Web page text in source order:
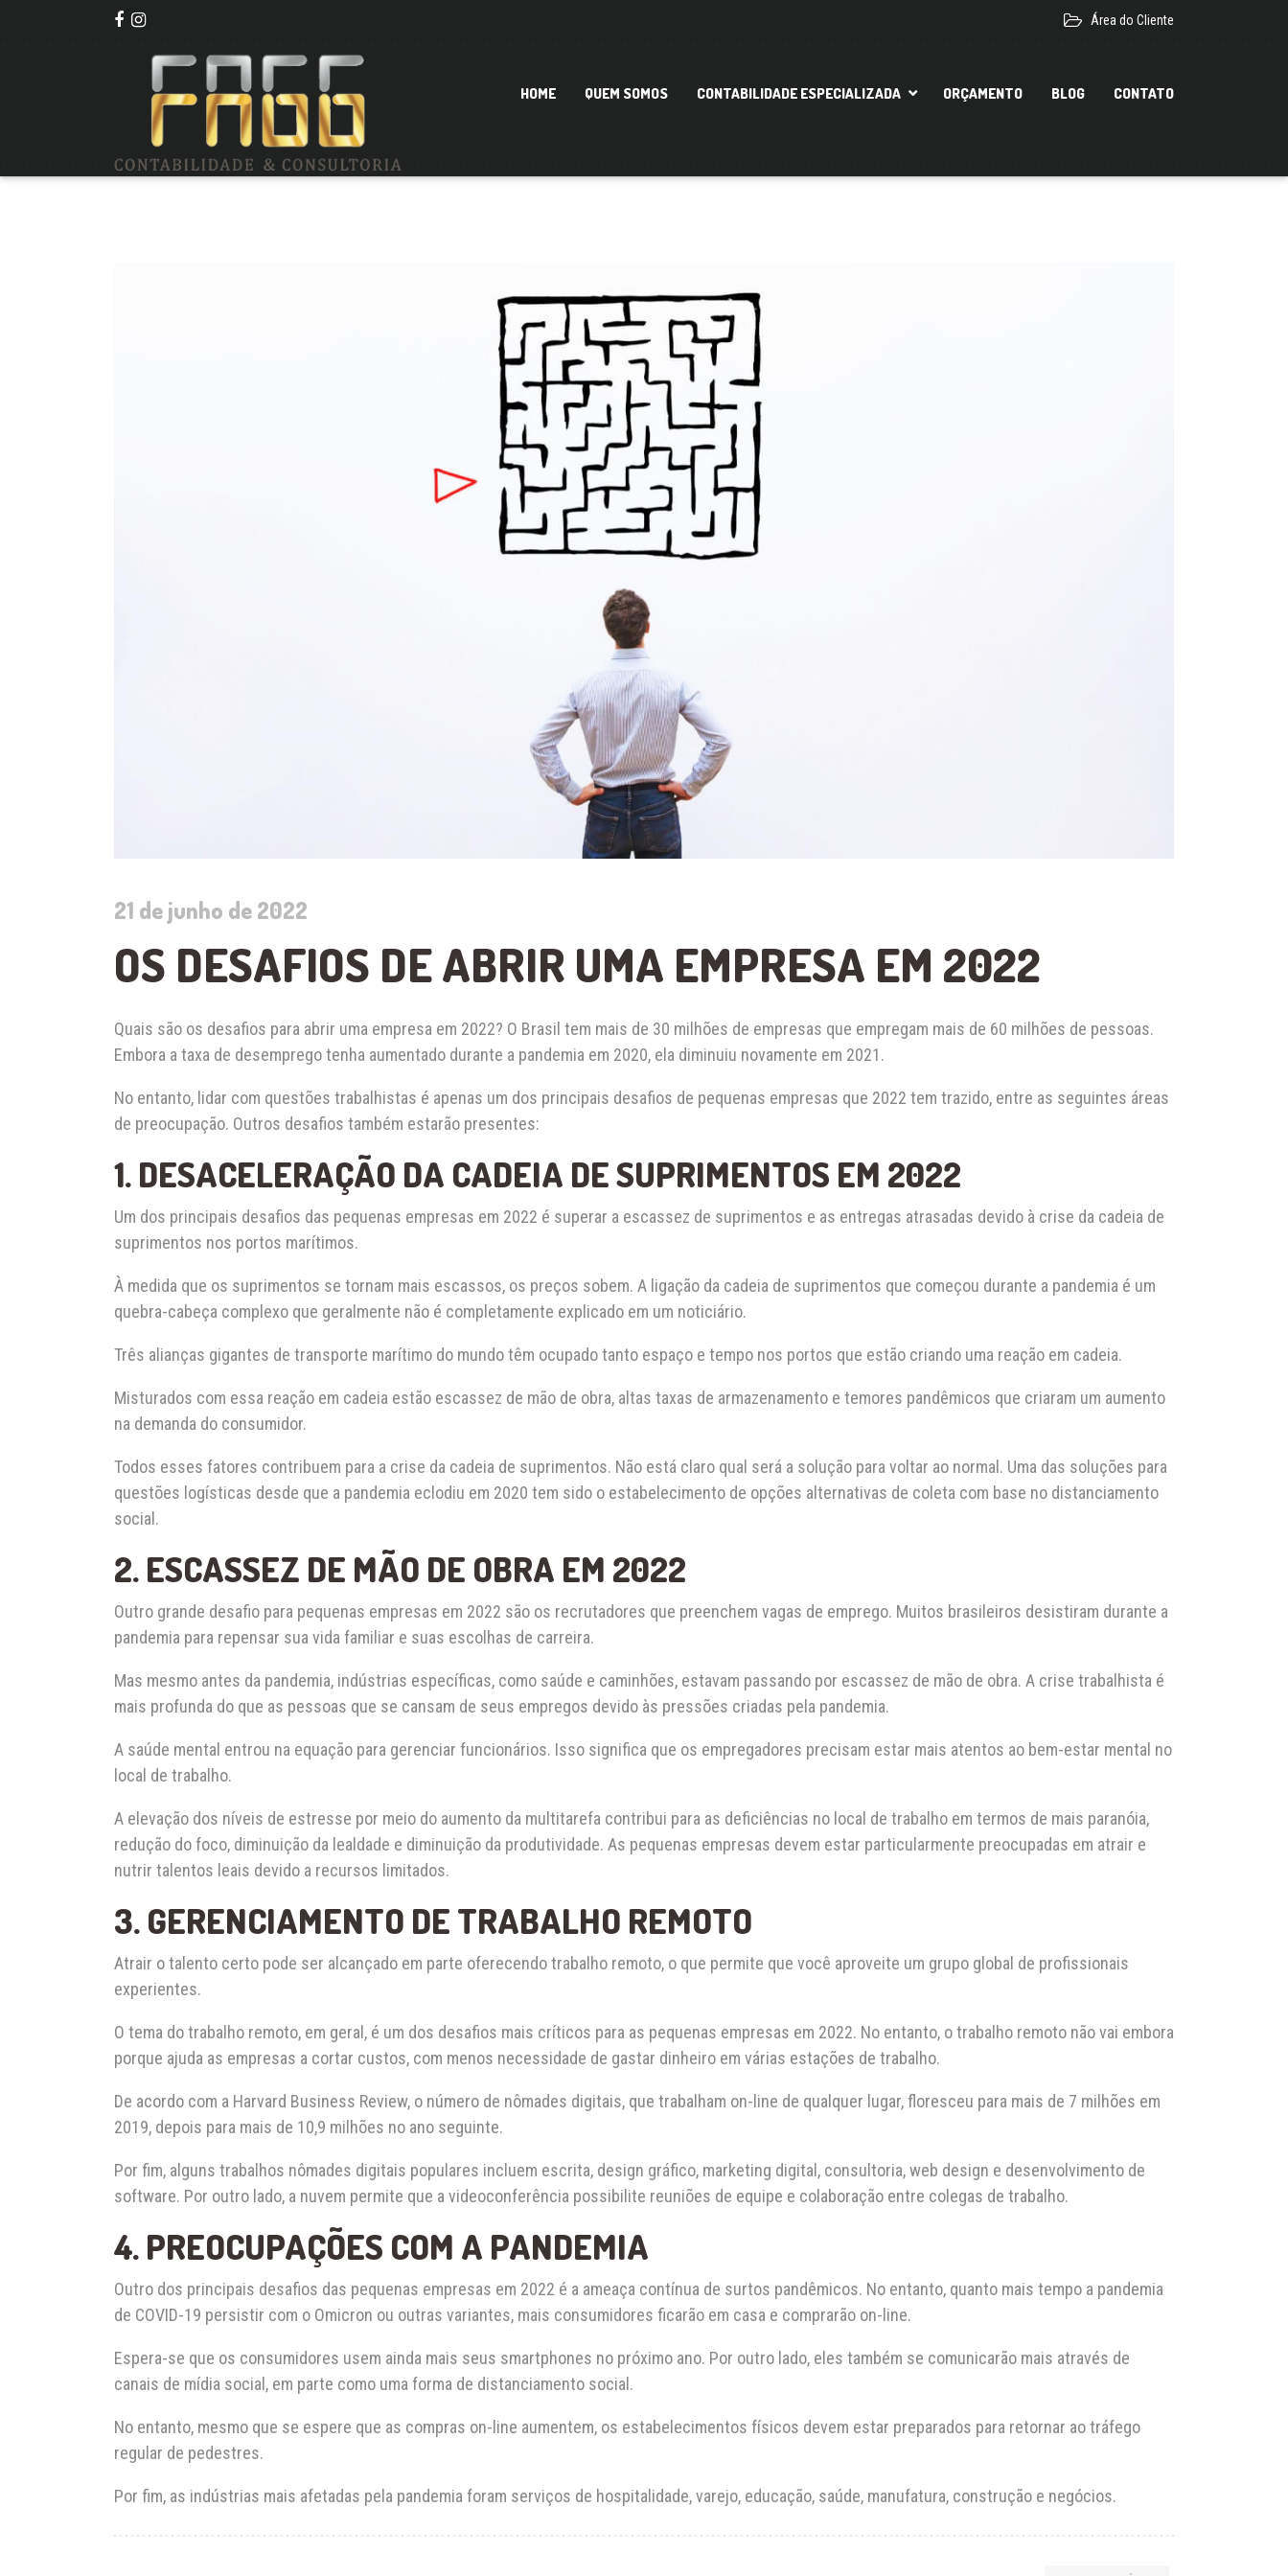
Área do Cliente
HOME QUEM SOMOS CONTABILIDADE ESPECIALIZADA ORÇAMENTO BLOG CONTATO
21 de junho de 2022
OS DESAFIOS DE ABRIR UMA EMPRESA EM 2022
Quais são os desafios para abrir uma empresa em 2022? O Brasil tem mais de 30 milhões de empresas que empregam mais de 60 milhões de pessoas.
Embora a taxa de desemprego tenha aumentado durante a pandemia em 2020, ela diminuiu novamente em 2021.
No entanto, lidar com questões trabalhistas é apenas um dos principais desafios de pequenas empresas que 2022 tem trazido, entre as seguintes áreas
de preocupação. Outros desafios também estarão presentes:
1. DESACELERAÇÃO DA CADEIA DE SUPRIMENTOS EM 2022
Um dos principais desafios das pequenas empresas em 2022 é superar a escassez de suprimentos e as entregas atrasadas devido à crise da cadeia de
suprimentos nos portos marítimos.
À medida que os suprimentos se tornam mais escassos, os preços sobem. A ligação da cadeia de suprimentos que começou durante a pandemia é um
quebra-cabeça complexo que geralmente não é completamente explicado em um noticiário.
Três alianças gigantes de transporte marítimo do mundo têm ocupado tanto espaço e tempo nos portos que estão criando uma reação em cadeia.
Misturados com essa reação em cadeia estão escassez de mão de obra, altas taxas de armazenamento e temores pandêmicos que criaram um aumento
na demanda do consumidor.
Todos esses fatores contribuem para a crise da cadeia de suprimentos. Não está claro qual será a solução para voltar ao normal. Uma das soluções para
questões logísticas desde que a pandemia eclodiu em 2020 tem sido o estabelecimento de opções alternativas de coleta com base no distanciamento
social.
2. ESCASSEZ DE MÃO DE OBRA EM 2022
Outro grande desafio para pequenas empresas em 2022 são os recrutadores que preenchem vagas de emprego. Muitos brasileiros desistiram durante a
pandemia para repensar sua vida familiar e suas escolhas de carreira.
Mas mesmo antes da pandemia, indústrias específicas, como saúde e caminhões, estavam passando por escassez de mão de obra. A crise trabalhista é
mais profunda do que as pessoas que se cansam de seus empregos devido às pressões criadas pela pandemia.
A saúde mental entrou na equação para gerenciar funcionários. Isso significa que os empregadores precisam estar mais atentos ao bem-estar mental no
local de trabalho.
A elevação dos níveis de estresse por meio do aumento da multitarefa contribui para as deficiências no local de trabalho em termos de mais paranóia,
redução do foco, diminuição da lealdade e diminuição da produtividade. As pequenas empresas devem estar particularmente preocupadas em atrair e
nutrir talentos leais devido a recursos limitados.
3. GERENCIAMENTO DE TRABALHO REMOTO
Atrair o talento certo pode ser alcançado em parte oferecendo trabalho remoto, o que permite que você aproveite um grupo global de profissionais
experientes.
O tema do trabalho remoto, em geral, é um dos desafios mais críticos para as pequenas empresas em 2022. No entanto, o trabalho remoto não vai embora
porque ajuda as empresas a cortar custos, com menos necessidade de gastar dinheiro em várias estações de trabalho.
De acordo com a Harvard Business Review, o número de nômades digitais, que trabalham on-line de qualquer lugar, floresceu para mais de 7 milhões em
2019, depois para mais de 10,9 milhões no ano seguinte.
Por fim, alguns trabalhos nômades digitais populares incluem escrita, design gráfico, marketing digital, consultoria, web design e desenvolvimento de
software. Por outro lado, a nuvem permite que a videoconferência possibilite reuniões de equipe e colaboração entre colegas de trabalho.
4. PREOCUPAÇÕES COM A PANDEMIA
Outro dos principais desafios das pequenas empresas em 2022 é a ameaça contínua de surtos pandêmicos. No entanto, quanto mais tempo a pandemia
de COVID-19 persistir com o Omicron ou outras variantes, mais consumidores ficarão em casa e comprarão on-line.
Espera-se que os consumidores usem ainda mais seus smartphones no próximo ano. Por outro lado, eles também se comunicarão mais através de
canais de mídia social, em parte como uma forma de distanciamento social.
No entanto, mesmo que se espere que as compras on-line aumentem, os estabelecimentos físicos devem estar preparados para retornar ao tráfego
regular de pedestres.
Por fim, as indústrias mais afetadas pela pandemia foram serviços de hospitalidade, varejo, educação, saúde, manufatura, construção e negócios.